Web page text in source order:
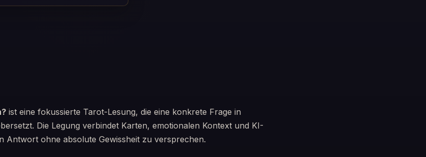
ist eine fokussierte Tarot-Lesung, die eine konkrete Frage in
Die Legung verbindet Karten, emotionalen Kontext und KI-
Antwort ohne absolute Gewissheit zu versprechen.